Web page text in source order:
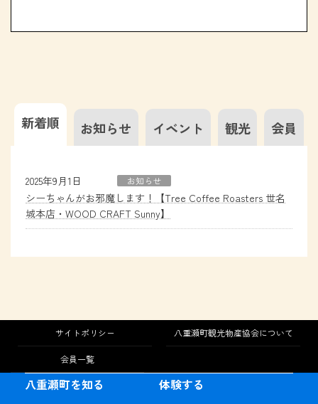
新着順 お知らせ イベント 観光 会員
2025年9月1日 お知らせ
シーちゃんがお邪魔します！【Tree Coffee Roasters 世名
城本店・WOOD CRAFT Sunny】
サイトポリシー 八重瀬町観光物産協会について
会員一覧
八重瀬町を知る 体験する